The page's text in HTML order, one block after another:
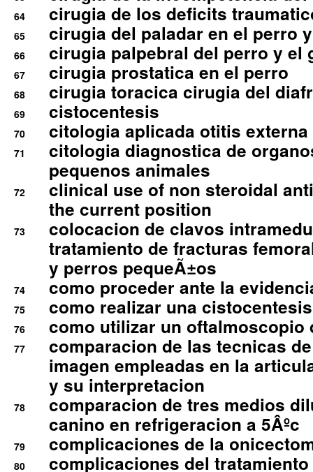
64 cirugia de los deficits
65 cirugia del paladar en el perro
66 cirugia palpebral del perro y el
67 cirugia prostatica en el perro
68 cirugia toracica cirugia del
69 cistocentesis
70 citologia aplicada otitis externa
71
citologia diagnostica de
pequenos animales
72
clinical use of non steroidal
the current position
73
colocacion de clavos
tratamiento de fracturas
y perros pequeÃ±os
74 como proceder ante la
75 como realizar una
76 como utilizar un oftalmoscopio
77
comparacion de las tecnicas
imagen empleadas en la
y su interpretacion
78
comparacion de tres medios
canino en refrigeracion a 5Âºc
79 complicaciones de la
80
complicaciones del